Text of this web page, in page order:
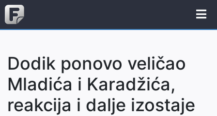
Dodik ponovo veličao
Mladića i Karadžića,
reakcija i dalje izostaje